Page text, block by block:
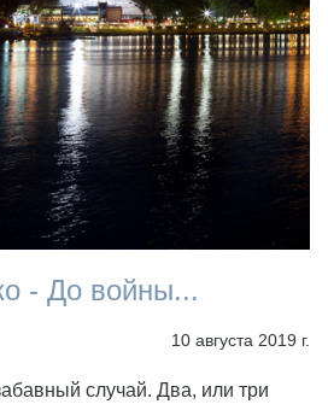
- До войны...
10 августа 2019 г.
случай. Два, или три